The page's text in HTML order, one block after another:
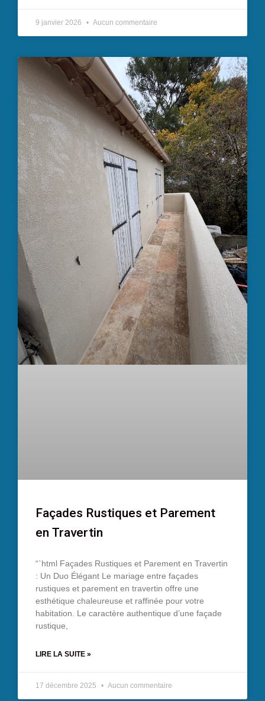
9 janvier 2026 Aucun commentaire
Façades Rustiques et Parement
en Travertin
“`html Façades Rustiques et Parement en Travertin
: Un Duo Élégant Le mariage entre façades
rustiques et parement en travertin offre une
esthétique chaleureuse et raffinée pour votre
habitation. Le caractère authentique d’une façade
rustique,
LIRE LA SUITE »
17 décembre 2025 Aucun commentaire